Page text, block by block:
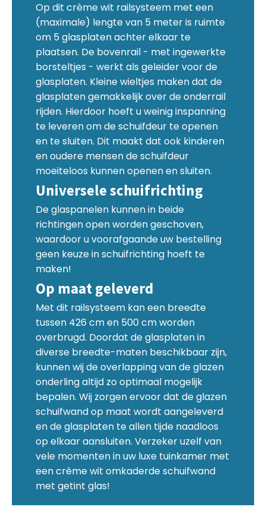
Op dit crème wit railsysteem met een
(maximale) lengte van 5 meter is ruimte
om 5 glasplaten achter elkaar te
plaatsen. De bovenrail - met ingewerkte
borsteltjes - werkt als geleider voor de
glasplaten. Kleine wieltjes maken dat de
glasplaten gemakkelijk over de onderrail
rijden. Hierdoor hoeft u weinig inspanning
te leveren om de schuifdeur te openen
en te sluiten. Dit maakt dat ook kinderen
en oudere mensen de schuifdeur
moeiteloos kunnen openen en sluiten.
Universele schuifrichting
De glaspanelen kunnen in beide
richtingen open worden geschoven,
waardoor u voorafgaande uw bestelling
geen keuze in schuifrichting hoeft te
maken!
Op maat geleverd
Met dit railsysteem kan een breedte
tussen 426 cm en 500 cm worden
overbrugd. Doordat de glasplaten in
diverse breedte-maten beschikbaar zijn,
kunnen wij de overlapping van de glazen
onderling altijd zo optimaal mogelijk
bepalen. Wij zorgen ervoor dat de glazen
schuifwand op maat wordt aangeleverd
en de glasplaten te allen tijde naadloos
op elkaar aansluiten. Verzeker uzelf van
vele momenten in uw luxe tuinkamer met
een crème wit omkaderde schuifwand
met getint glas!